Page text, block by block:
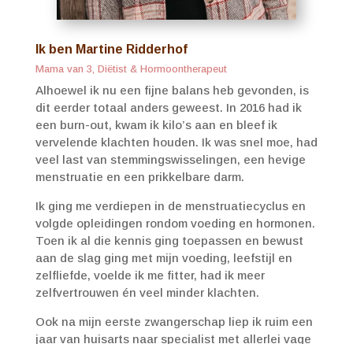
Ik ben Martine Ridderhof
Mama van 3, Diëtist & Hormoontherapeut
Alhoewel ik nu een fijne balans heb gevonden, is
dit eerder totaal anders geweest. In 2016 had ik
een burn-out, kwam ik kilo’s aan en bleef ik
vervelende klachten houden. Ik was snel moe, had
veel last van stemmingswisselingen, een hevige
menstruatie en een prikkelbare darm.
Ik ging me verdiepen in de menstruatiecyclus en
volgde opleidingen rondom voeding en hormonen.
Toen ik al die kennis ging toepassen en bewust
aan de slag ging met mijn voeding, leefstijl en
zelfliefde, voelde ik me fitter, had ik meer
zelfvertrouwen én veel minder klachten.
Ook na mijn eerste zwangerschap liep ik ruim een
jaar van huisarts naar specialist met allerlei vage